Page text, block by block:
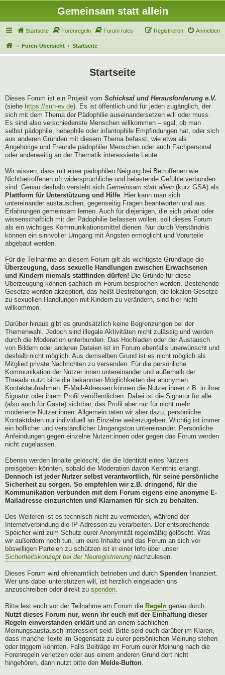
Gemeinsam statt allein
Startseite Forenregeln Forum rules Anmelden
Registrieren
Foren-Übersicht Startseite
Startseite
Dieses Forum ist ein Projekt vom Schicksal und Herausforderung e.V.
(siehe https://suh-ev.de). Es ist öffentlich und für jeden zugänglich, der
sich mit dem Thema der Pädophilie auseinandersetzen will oder muss.
Es sind also verschiedenste Menschen willkommen – egal, ob man
selbst pädophile, hebephile oder infantophile Empfindungen hat, oder sich
aus anderen Gründen mit diesem Thema befasst, wie etwa als
Angehörige und Freunde pädophiler Menschen oder auch Fachpersonal
oder anderweitig an der Thematik interessierte Leute.
Wir wissen, dass mit einer pädophilen Neigung bei Betroffenen wie
Nichtbetroffenen oft widersprüchliche und belastende Gefühle verbunden
sind. Genau deshalb versteht sich Gemeinsam statt allein (kurz GSA) als
Plattform für Unterstützung und Hilfe. Hier kann man sich
untereinander austauschen, gegenseitig Fragen beantworten und aus
Erfahrungen gemeinsam lernen. Auch für diejenigen, die sich privat oder
wissenschaftlich mit der Pädophilie befassen wollen, soll dieses Forum
als ein wichtiges Kommunikationsmittel dienen. Nur durch Verständnis
können ein sinnvoller Umgang mit Ängsten ermöglicht und Vorurteile
abgebaut werden.
Für die Teilnahme an diesem Forum gilt als wichtigste Grundlage die
Überzeugung, dass sexuelle Handlungen zwischen Erwachsenen
und Kindern niemals stattfinden dürfen! Die Gründe für diese
Überzeugung können sachlich im Forum besprochen werden. Bestehende
Gesetze werden akzeptiert, das heißt Bestrebungen, die lokalen Gesetze
zu sexuellen Handlungen mit Kindern zu verändern, sind hier nicht
willkommen.
Darüber hinaus gibt es grundsätzlich keine Begrenzungen bei der
Themenwahl. Jedoch sind illegale Aktivitäten nicht zulässig und werden
durch die Moderation unterbunden. Das Hochladen oder der Austausch
von Bildern oder anderen Dateien ist im Forum ebenfalls unerwünscht und
deshalb nicht möglich. Aus demselben Grund ist es nicht möglich als
Mitglied private Nachrichten zu versenden. Für die persönliche
Kommunikation der Nutzer:innen untereinander und außerhalb der
Threads nutzt bitte die bekannten Möglichkeiten der anonymen
Kontaktaufnahmen. E-Mail-Adressen können die Nutzer:innen z.B. in ihrer
Signatur oder ihrem Profil veröffentlichen. Dabei ist die Signatur für alle
(also auch für Gäste) sichtbar, das Profil aber nur für nicht mehr
moderierte Nutzer:innen. Allgemein raten wir aber dazu, persönliche
Kontaktdaten nur individuell an Einzelne weiterzugeben. Wichtig ist immer
ein höflicher und verständlicher Umgangston untereinander. Persönliche
Anfeindungen gegen einzelne Nutzer:innen oder gegen das Forum werden
nicht zugelassen.
Ebenso werden Inhalte gelöscht, die die Identität eines Nutzers
preisgeben könnten, sobald die Moderation davon Kenntnis erlangt.
Dennoch ist jeder Nutzer selbst verantwortlich, für seine persönliche
Sicherheit zu sorgen. So empfehlen wir z.B. dringend, für die
Kommunikation verbunden mit dem Forum eigens eine anonyme E-
Mailadresse einzurichten und Klarnamen für sich zu behalten.
Des Weiteren ist es technisch nicht zu vermeiden, während der
Internetverbindung die IP-Adressen zu verarbeiten. Der entsprechende
Speicher wird zum Schutz eurer Anonymität regelmäßig gelöscht. Was
wir außerdem noch tun, um eure Inhalte und das Forum an sich vor
böswilligen Parteien zu schützen ist in einer Info über unser
Sicherheitskonzept bei der Neuregistrierung nachzulesen.
Dieses Forum wird ehrenamtlich betrieben und durch Spenden finanziert.
Wer uns dabei unterstützen will, ist herzlich eingeladen uns
anzuschreiben oder direkt zu spenden.
Bitte lest euch vor der Teilnahme am Forum die Regeln genau durch.
Nutzt dieses Forum nur, wenn ihr euch mit der Einhaltung dieser
Regeln einverstanden erklärtund an einem sachlichen
Meinungsaustausch interessiert seid. Bitte seid euch darüber im Klaren,
dass manche Texte im Gegensatz zu eurer persönlichen Meinung stehen
oder triggern könnten. Falls Beiträge im Forum eurer Meinung nach die
Forenregeln verletzen oder aus einem anderen Grund dort nicht
hingehören, dann nutzt bitte den Melde-Button.